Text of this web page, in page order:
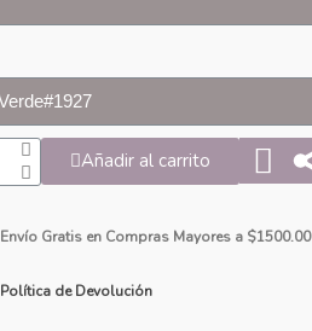
Añadir al carrito
Envío Gratis en Compras Mayores a $1500.00
Política de Devolución